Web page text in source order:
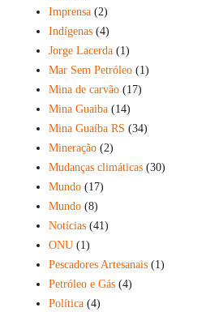
Imprensa (2)
Indígenas (4)
Jorge Lacerda (1)
Mar Sem Petróleo (1)
Mina de carvão (17)
Mina Guaiba (14)
Mina Guaíba RS (34)
Mineração (2)
Mudanças climáticas (30)
Mundo (17)
Mundo (8)
Notícias (41)
ONU (1)
Pescadores Artesanais (1)
Petróleo e Gás (4)
Política (4)